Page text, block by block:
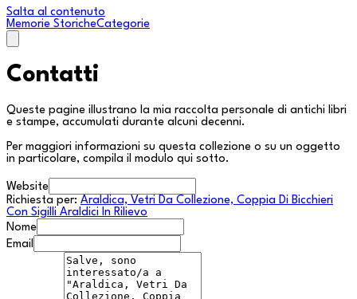
Salta al contenuto
Memorie StoricheCategorie
Contatti
Queste pagine illustrano la mia raccolta personale di antichi libri
e stampe, accumulati durante alcuni decenni.
Per maggiori informazioni su questa collezione o su un oggetto
in particolare, compila il modulo qui sotto.
Website
Richiesta per: Araldica, Vetri Da Collezione, Coppia Di Bicchieri
Con Sigilli Araldici In Rilievo
Nome
Email